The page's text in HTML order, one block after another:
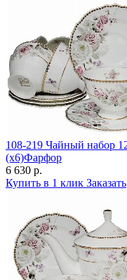
108-219 Чайный набор
(х6)Фарфор
6 630 р.
Купить в 1 клик Заказать